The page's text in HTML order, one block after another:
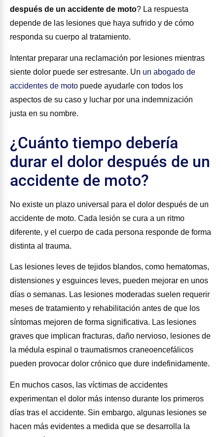
después de un accidente de moto? La respuesta
depende de las lesiones que haya sufrido y de cómo
responda su cuerpo al tratamiento.
Intentar preparar una reclamación por lesiones mientras
siente dolor puede ser estresante. Un un abogado de
accidentes de moto puede ayudarle con todos los
aspectos de su caso y luchar por una indemnización
justa en su nombre.
¿Cuánto tiempo debería
durar el dolor después de un
accidente de moto?
No existe un plazo universal para el dolor después de un
accidente de moto. Cada lesión se cura a un ritmo
diferente, y el cuerpo de cada persona responde de forma
distinta al trauma.
Las lesiones leves de tejidos blandos, como hematomas,
distensiones y esguinces leves, pueden mejorar en unos
días o semanas. Las lesiones moderadas suelen requerir
meses de tratamiento y rehabilitación antes de que los
síntomas mejoren de forma significativa. Las lesiones
graves que implican fracturas, daño nervioso, lesiones de
la médula espinal o traumatismos craneoencefálicos
pueden provocar dolor crónico que dure indefinidamente.
En muchos casos, las víctimas de accidentes
experimentan el dolor más intenso durante los primeros
días tras el accidente. Sin embargo, algunas lesiones se
hacen más evidentes a medida que se desarrolla la